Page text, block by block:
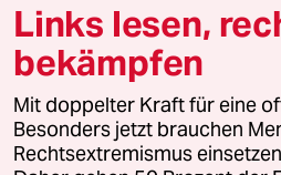
abo
genossenschaft
taz zahl ich
Links lesen,
bekämpfen
Mit doppelter Kraft für eine
Besonders jetzt brauchen
Rechtsextremismus